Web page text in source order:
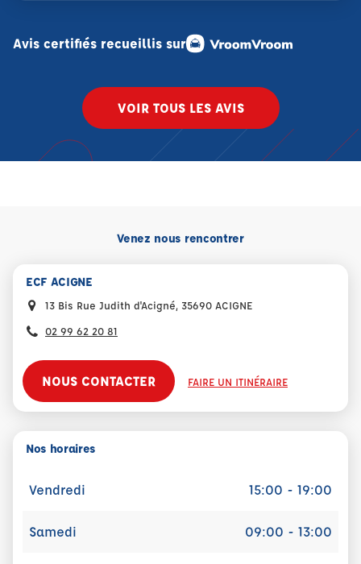
Avis certifiés recueillis sur
VOIR TOUS LES AVIS
Venez nous rencontrer
ECF ACIGNE
13 Bis Rue Judith d'Acigné, 35690 ACIGNE
02 99 62 20 81
NOUS CONTACTER FAIRE UN ITINÉRAIRE
Nos horaires
Vendredi 15:00 - 19:00
Samedi 09:00 - 13:00